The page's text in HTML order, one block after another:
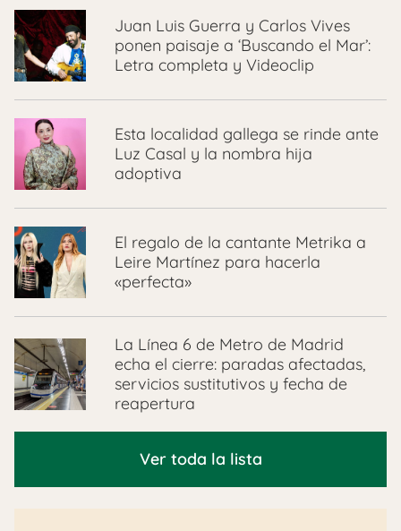
Juan Luis Guerra y Carlos Vives
ponen paisaje a ‘Buscando el Mar’:
Letra completa y Videoclip
Esta localidad gallega se rinde ante
Luz Casal y la nombra hija
adoptiva
El regalo de la cantante Metrika a
Leire Martínez para hacerla
«perfecta»
La Línea 6 de Metro de Madrid
echa el cierre: paradas afectadas,
servicios sustitutivos y fecha de
reapertura
Ver toda la lista